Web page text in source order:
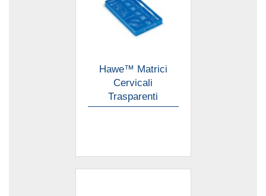
Hawe™ Matrici
Cervicali
Trasparenti